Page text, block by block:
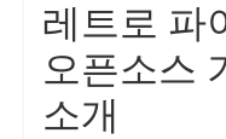
레트로 파
오픈소스
소개